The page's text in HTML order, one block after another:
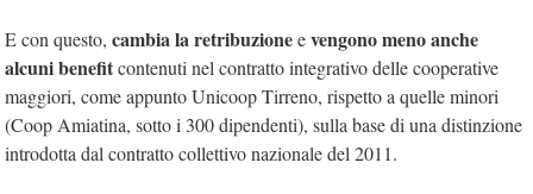
E con questo, cambia la retribuzioneevengono meno anche
alcuni benefitcontenuti nel contratto integrativo delle cooperative
maggiori, come appunto Unicoop Tirreno, rispetto a quelle minori
(Coop Amiatina, sotto i 300 dipendenti), sulla base di una distinzione
introdotta dal contratto collettivo nazionale del 2011.